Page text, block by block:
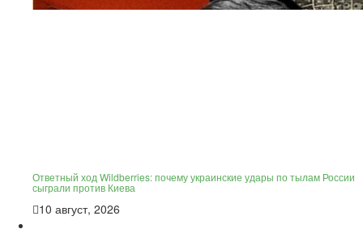
Ответный ход Wildberries: почему украинские удары по тылам России
сыграли против Киева
10 август, 2026